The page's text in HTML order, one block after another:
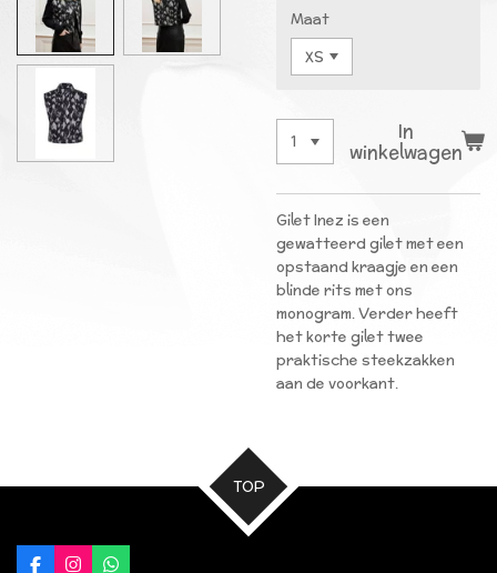
Maat
In
winkelwagen
Gilet Inez is een
gewatteerd gilet met een
opstaand kraagje en een
blinde rits met ons
monogram. Verder heeft
het korte gilet twee
praktische steekzakken
aan de voorkant.
TOP